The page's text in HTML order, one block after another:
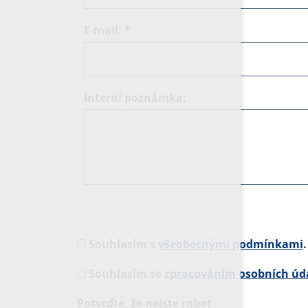
všeobecnými podmínkami.
zpracováním osobních